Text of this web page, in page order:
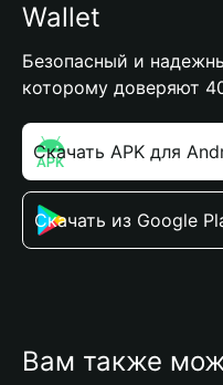
Wallet
Безопасный и
которому доверяют
Скачать APK для
Скачать из Google
Вам также